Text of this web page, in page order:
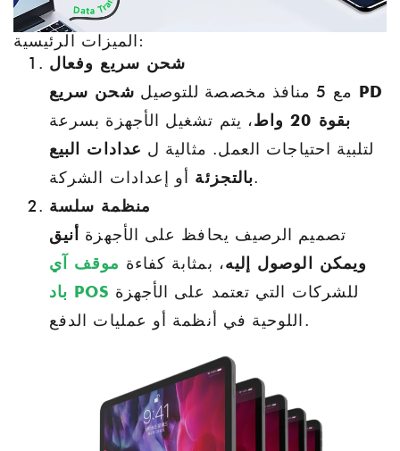
الميزات الرئيسية:
شحن سريع وفعال
مع 5 منافذ مخصصة للتوصيل
شحن سريع PD
بقوة 20 واط
، يتم تشغيل الأجهزة بسرعة
لتلبية احتياجات العمل. مثالية ل عدادات البيع
بالتجزئةأو إعدادات الشركة.
منظمة سلسة
تصميم الرصيف يحافظ على الأجهزة أنيق
ويمكن الوصول إليه، بمثابة كفاءة موقف آي
باد POS
اللوحية في أنظمة أو عمليات الدفع.